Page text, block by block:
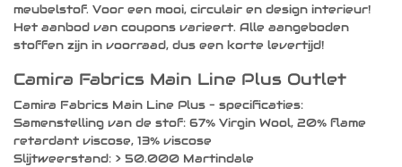
meubelstof. Voor een mooi, circulair en design interieur!
Het aanbod van coupons varieert. Alle aangeboden
stoffen zijn in voorraad, dus een korte levertijd!
Camira Fabrics Main Line Plus Outlet
Camira Fabrics Main Line Plus – specificaties:
Samenstelling van de stof: 67% Virgin Wool, 20% flame
retardant viscose, 13% viscose
Slijtweerstand: > 50.000 Martindale